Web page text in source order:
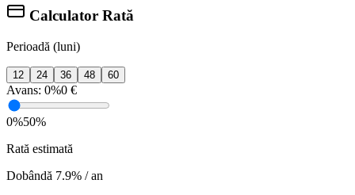
Calculator Rată
Perioadă (luni)
12 24 36 48 60
Avans: 0%0 €
0%50%
Rată estimată
Dobândă 7.9% / an